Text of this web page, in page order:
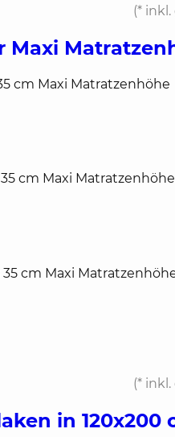
(* inkl.
Maxi
cm Maxi Matratzenhöhe
cm Maxi Matratzenhöhe
cm Maxi
(* inkl.
in 120x200